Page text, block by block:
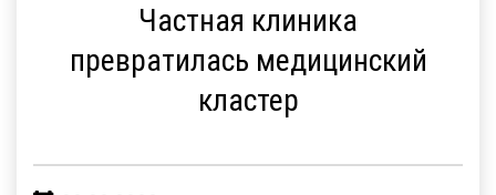
Частная клиника
превратилась медицинский
кластер